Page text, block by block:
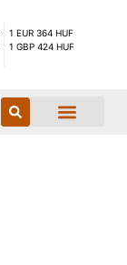
1 EUR 364 HUF
1 GBP 424 HUF